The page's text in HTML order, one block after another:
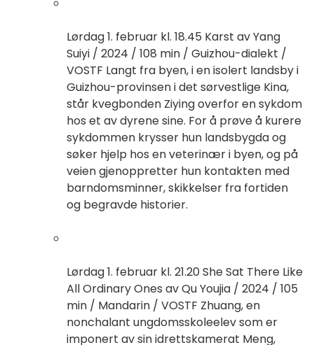
Lørdag 1. februar kl. 18.45 Karst av Yang
Suiyi / 2024 / 108 min / Guizhou-dialekt /
VOSTF Langt fra byen, i en isolert landsby i
Guizhou-provinsen i det sørvestlige Kina,
står kvegbonden Ziying overfor en sykdom
hos et av dyrene sine. For å prøve å kurere
sykdommen krysser hun landsbygda og
søker hjelp hos en veterinær i byen, og på
veien gjenoppretter hun kontakten med
barndomsminner, skikkelser fra fortiden
og begravde historier.
Lørdag 1. februar kl. 21.20 She Sat There Like
All Ordinary Ones av Qu Youjia / 2024 / 105
min / Mandarin / VOSTF Zhuang, en
nonchalant ungdomsskoleelev som er
imponert av sin idrettskamerat Meng,